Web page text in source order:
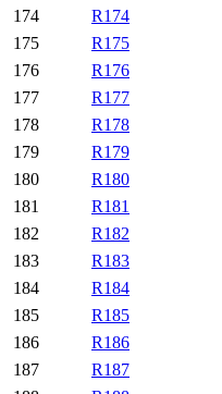
174
R174
175
R175
176
R176
177
R177
178
R178
179
R179
180
R180
181
R181
182
R182
183
R183
184
R184
185
R185
186
R186
187
R187